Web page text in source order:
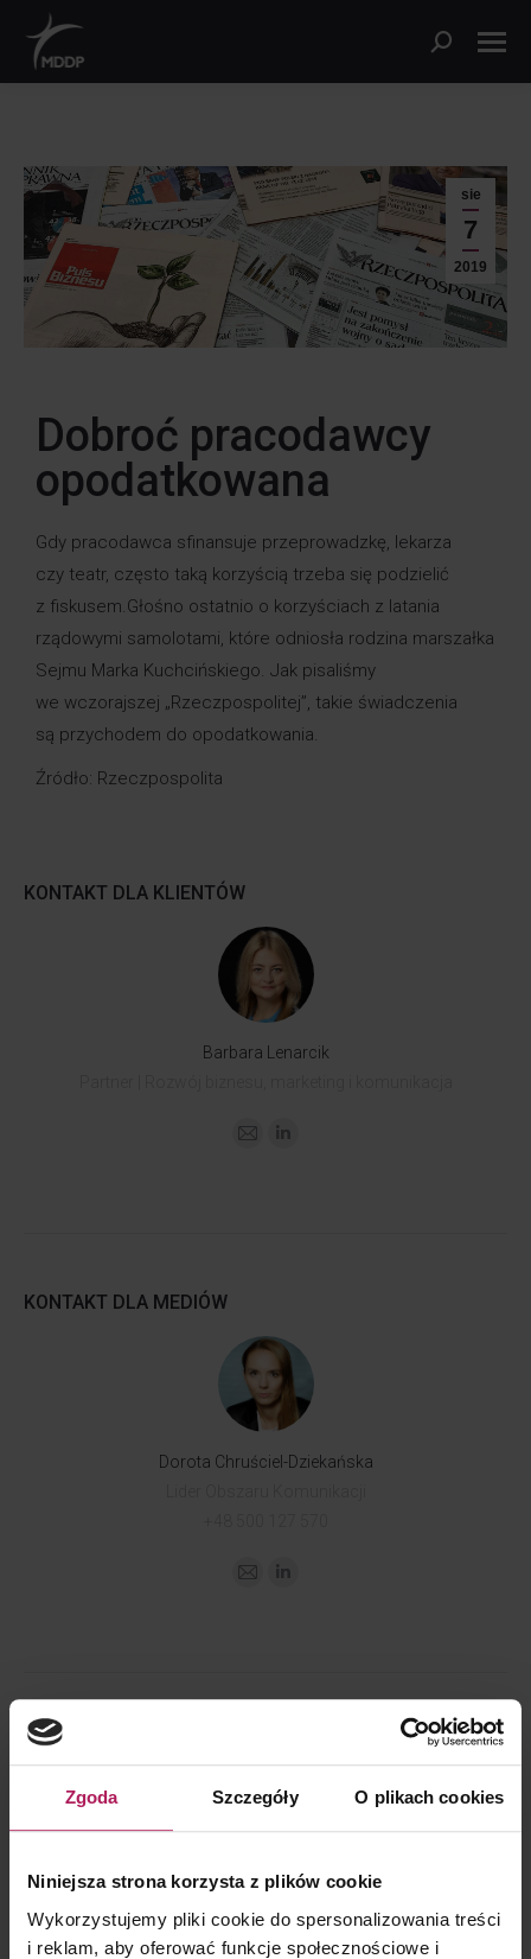
Zgoda Szczegóły O plikach cookies
Niniejsza strona korzysta z plików cookie
Wykorzystujemy pliki cookie do spersonalizowania treści
i reklam, aby oferować funkcje społecznościowe i
sie
7
2019
Dobroć pracodawcy
opodatkowana
Gdy pracodawca sfinansuje przeprowadzkę, lekarza
czy teatr, często taką korzyścią trzeba się podzielić
z fiskusem.Głośno ostatnio o korzyściach z latania
rządowymi samolotami, które odniosła rodzina marszałka
Sejmu Marka Kuchcińskiego. Jak pisaliśmy
we wczorajszej „Rzeczpospolitej”, takie świadczenia
są przychodem do opodatkowania.
Źródło: Rzeczpospolita
KONTAKT DLA KLIENTÓW
Barbara Lenarcik
KONTAKT DLA MEDIÓW
Dorota Chruściel-Dziekańska
OSTATNIE PUBLIKACJE
Doręczanie pism pełnomocnikom w postępowaniach
2 czerwca 2026
MDDP w mediach – podsumowanie tygodnia | 11 – 15 maja